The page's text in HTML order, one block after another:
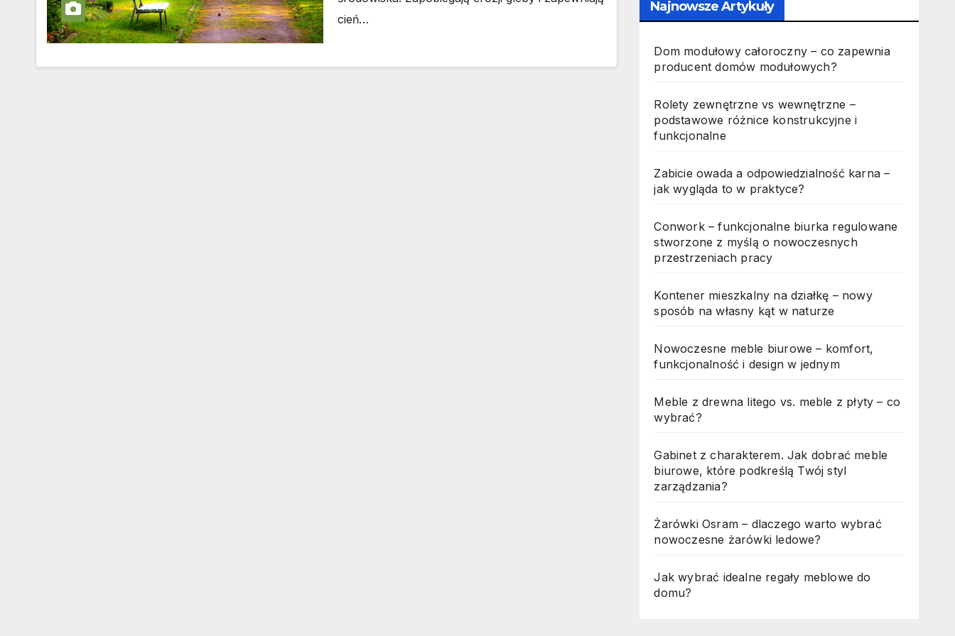
cień…
Najnowsze Artykuły
Dom modułowy całoroczny – co zapewnia
producent domów modułowych?
Rolety zewnętrzne vs wewnętrzne –
podstawowe różnice konstrukcyjne i
funkcjonalne
Zabicie owada a odpowiedzialność karna –
jak wygląda to w praktyce?
Conwork – funkcjonalne biurka regulowane
stworzone z myślą o nowoczesnych
przestrzeniach pracy
Kontener mieszkalny na działkę – nowy
sposób na własny kąt w naturze
Nowoczesne meble biurowe – komfort,
funkcjonalność i design w jednym
Meble z drewna litego vs. meble z płyty – co
wybrać?
Gabinet z charakterem. Jak dobrać meble
biurowe, które podkreślą Twój styl
zarządzania?
Żarówki Osram – dlaczego warto wybrać
nowoczesne żarówki ledowe?
Jak wybrać idealne regały meblowe do
domu?